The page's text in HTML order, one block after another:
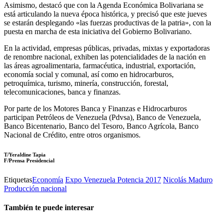
Asimismo, destacó que con la Agenda Económica Bolivariana se
está articulando la nueva época histórica, y precisó que este jueves
se estarán desplegando «las fuerzas productivas de la patria», con la
puesta en marcha de esta iniciativa del Gobierno Bolivariano.
En la actividad, empresas públicas, privadas, mixtas y exportadoras
de renombre nacional, exhiben las potencialidades de la nación en
las áreas agroalimentaria, farmacéutica, industrial, exportación,
economía social y comunal, así como en hidrocarburos,
petroquímica, turismo, minería, construcción, forestal,
telecomunicaciones, banca y finanzas.
Por parte de los Motores Banca y Finanzas e Hidrocarburos
participan Petróleos de Venezuela (Pdvsa), Banco de Venezuela,
Banco Bicentenario, Banco del Tesoro, Banco Agrícola, Banco
Nacional de Crédito, entre otros organismos.
T/Yeraldine Tapia
F/Prensa Presidencial
EtiquetasEconomía Expo Venezuela Potencia 2017 Nicolás Maduro
Producción nacional
También te puede interesar